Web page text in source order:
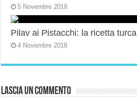
5 Novembre 2018
Pilav ai Pistacchi: la ricetta turca
4 Novembre 2018
Lascia un commento